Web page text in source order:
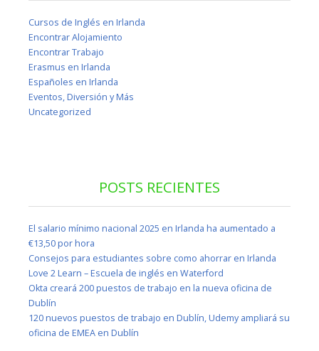
Cursos de Inglés en Irlanda
Encontrar Alojamiento
Encontrar Trabajo
Erasmus en Irlanda
Españoles en Irlanda
Eventos, Diversión y Más
Uncategorized
POSTS RECIENTES
El salario mínimo nacional 2025 en Irlanda ha aumentado a
€13,50 por hora
Consejos para estudiantes sobre como ahorrar en Irlanda
Love 2 Learn – Escuela de inglés en Waterford
Okta creará 200 puestos de trabajo en la nueva oficina de
Dublín
120 nuevos puestos de trabajo en Dublín, Udemy ampliará su
oficina de EMEA en Dublín